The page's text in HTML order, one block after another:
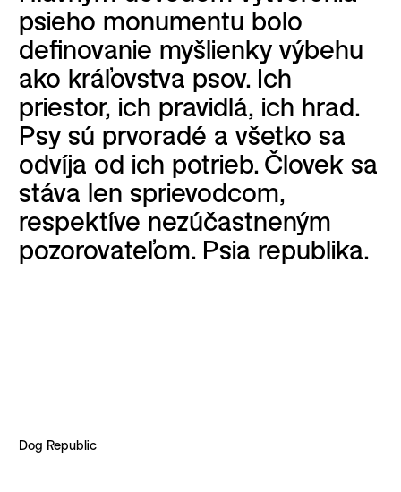
psieho monumentu bolo
definovanie myšlienky výbehu
ako kráľovstva psov. Ich
priestor, ich pravidlá, ich hrad.
Psy sú prvoradé a všetko sa
odvíja od ich potrieb. Človek sa
stáva len sprievodcom,
respektíve nezúčastneným
pozorovateľom. Psia republika.
Dog Republic